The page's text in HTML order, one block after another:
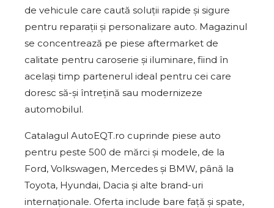
de vehicule care caută soluții rapide și sigure
pentru reparații și personalizare auto. Magazinul
se concentrează pe piese aftermarket de
calitate pentru caroserie și iluminare, fiind în
același timp partenerul ideal pentru cei care
doresc să-și întrețină sau modernizeze
automobilul.
Catalagul AutoEQT.ro cuprinde piese auto
pentru peste 500 de mărci și modele, de la
Ford, Volkswagen, Mercedes și BMW, până la
Toyota, Hyundai, Dacia și alte brand-uri
internaționale. Oferta include bare față și spate,